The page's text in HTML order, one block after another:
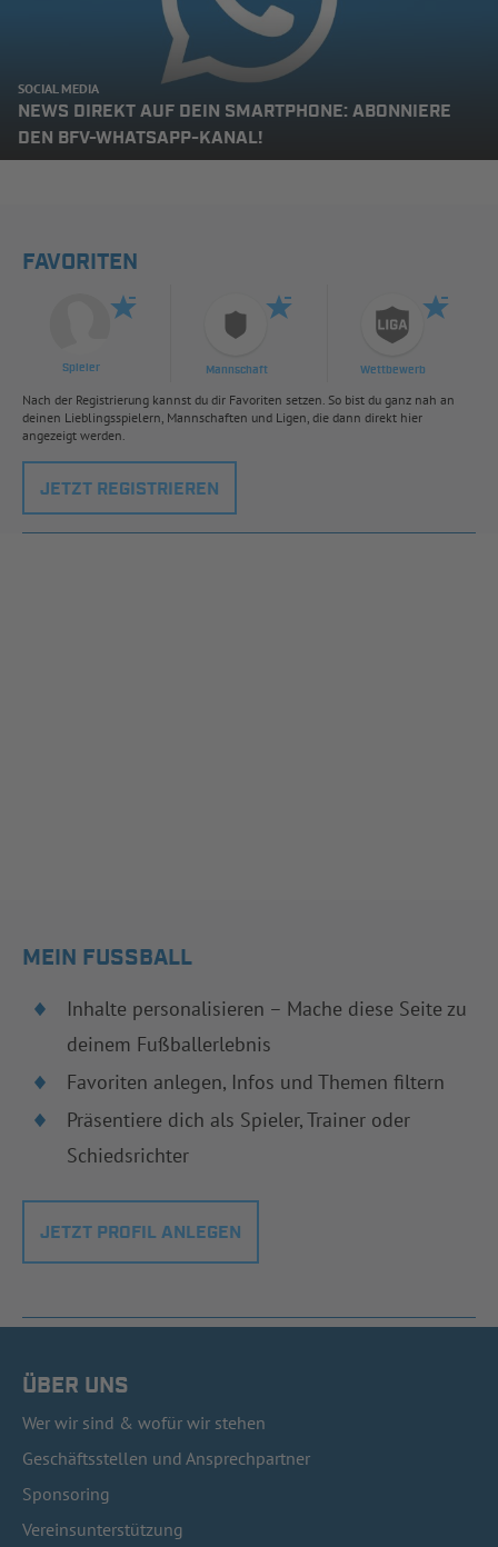
SOCIAL MEDIA
NEWS DIREKT AUF DEIN SMARTPHONE: ABONNIERE
DEN BFV-WHATSAPP-KANAL!
FAVORITEN
Spieler Mannschaft Wettbewerb
Nach der Registrierung kannst du dir Favoriten setzen. So bist du ganz nah an
deinen Lieblingsspielern, Mannschaften und Ligen, die dann direkt hier
angezeigt werden.
JETZT REGISTRIEREN
MEIN FUSSBALL
Inhalte personalisieren – Mache diese Seite zu
deinem Fußballerlebnis
Favoriten anlegen, Infos und Themen filtern
Präsentiere dich als Spieler, Trainer oder
Schiedsrichter
JETZT PROFIL ANLEGEN
ÜBER UNS
Wer wir sind & wofür wir stehen
Geschäftsstellen und Ansprechpartner
Sponsoring
Vereinsunterstützung